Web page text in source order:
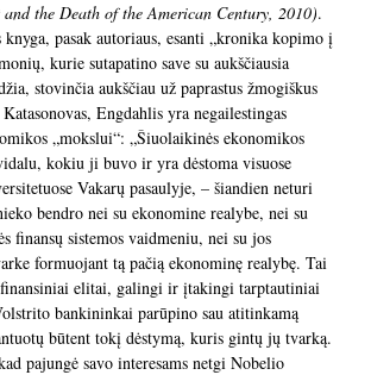
the Death of the American Century, 2010).
pasak autoriaus, esanti „kronika kopimo į
kurie sutapatino save su aukščiausia
stovinčia aukščiau už paprastus žmogiškus
Engdahlis yra negailestingas
„mokslui“: „Šiuolaikinės ekonomikos
kokiu ji buvo ir yra dėstoma visuose
Vakarų pasaulyje, – šiandien neturi
bendro nei su ekonomine realybe, nei su
finansų sistemos vaidmeniu, nei su jos
formuojant tą pačią ekonominę realybę. Tai
elitai, galingi ir įtakingi tarptautiniai
bankininkai parūpino sau atitinkamą
būtent tokį dėstymą, kuris gintų jų tvarką.
pajungė savo interesams netgi Nobelio